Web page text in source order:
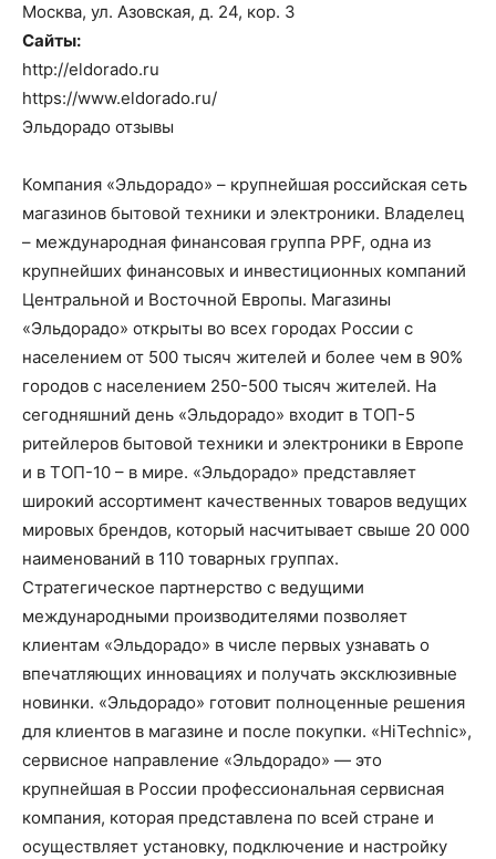
Москва, ул. Азовская, д. 24, кор. 3
Сайты:
http://eldorado.ru
https://www.eldorado.ru/
Эльдорадо отзывы
Компания «Эльдорадо» – крупнейшая российская сеть
магазинов бытовой техники и электроники. Владелец
– международная финансовая группа PPF, одна из
крупнейших финансовых и инвестиционных компаний
Центральной и Восточной Европы. Магазины
«Эльдорадо» открыты во всех городах России с
населением от 500 тысяч жителей и более чем в 90%
городов с населением 250-500 тысяч жителей. На
сегодняшний день «Эльдорадо» входит в ТОП-5
ритейлеров бытовой техники и электроники в Европе
и в ТОП-10 – в мире. «Эльдорадо» представляет
широкий ассортимент качественных товаров ведущих
мировых брендов, который насчитывает свыше 20 000
наименований в 110 товарных группах.
Стратегическое партнерство с ведущими
международными производителями позволяет
клиентам «Эльдорадо» в числе первых узнавать о
впечатляющих инновациях и получать эксклюзивные
новинки. «Эльдорадо» готовит полноценные решения
для клиентов в магазине и после покупки. «HiTechnic»,
сервисное направление «Эльдорадо» — это
крупнейшая в России профессиональная сервисная
компания, которая представлена по всей стране и
осуществляет установку, подключение и настройку